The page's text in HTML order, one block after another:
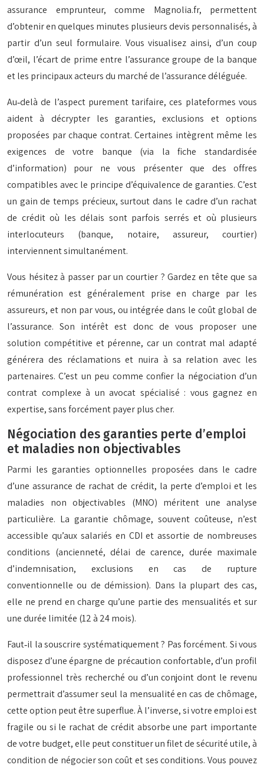
assurance emprunteur, comme Magnolia.fr, permettent
d’obtenir en quelques minutes plusieurs devis personnalisés, à
partir d’un seul formulaire. Vous visualisez ainsi, d’un coup
d’œil, l’écart de prime entre l’assurance groupe de la banque
et les principaux acteurs du marché de l’assurance déléguée.
Au‑delà de l’aspect purement tarifaire, ces plateformes vous
aident à décrypter les garanties, exclusions et options
proposées par chaque contrat. Certaines intègrent même les
exigences de votre banque (via la fiche standardisée
d’information) pour ne vous présenter que des offres
compatibles avec le principe d’équivalence de garanties. C’est
un gain de temps précieux, surtout dans le cadre d’un rachat
de crédit où les délais sont parfois serrés et où plusieurs
interlocuteurs (banque, notaire, assureur, courtier)
interviennent simultanément.
Vous hésitez à passer par un courtier ? Gardez en tête que sa
rémunération est généralement prise en charge par les
assureurs, et non par vous, ou intégrée dans le coût global de
l’assurance. Son intérêt est donc de vous proposer une
solution compétitive et pérenne, car un contrat mal adapté
générera des réclamations et nuira à sa relation avec les
partenaires. C’est un peu comme confier la négociation d’un
contrat complexe à un avocat spécialisé : vous gagnez en
expertise, sans forcément payer plus cher.
Négociation des garanties perte d’emploi
et maladies non objectivables
Parmi les garanties optionnelles proposées dans le cadre
d’une assurance de rachat de crédit, la perte d’emploi et les
maladies non objectivables (MNO) méritent une analyse
particulière. La garantie chômage, souvent coûteuse, n’est
accessible qu’aux salariés en CDI et assortie de nombreuses
conditions (ancienneté, délai de carence, durée maximale
d’indemnisation, exclusions en cas de rupture
conventionnelle ou de démission). Dans la plupart des cas,
elle ne prend en charge qu’une partie des mensualités et sur
une durée limitée (12 à 24 mois).
Faut‑il la souscrire systématiquement ? Pas forcément. Si vous
disposez d’une épargne de précaution confortable, d’un profil
professionnel très recherché ou d’un conjoint dont le revenu
permettrait d’assumer seul la mensualité en cas de chômage,
cette option peut être superflue. À l’inverse, si votre emploi est
fragile ou si le rachat de crédit absorbe une part importante
de votre budget, elle peut constituer un filet de sécurité utile, à
condition de négocier son coût et ses conditions. Vous pouvez